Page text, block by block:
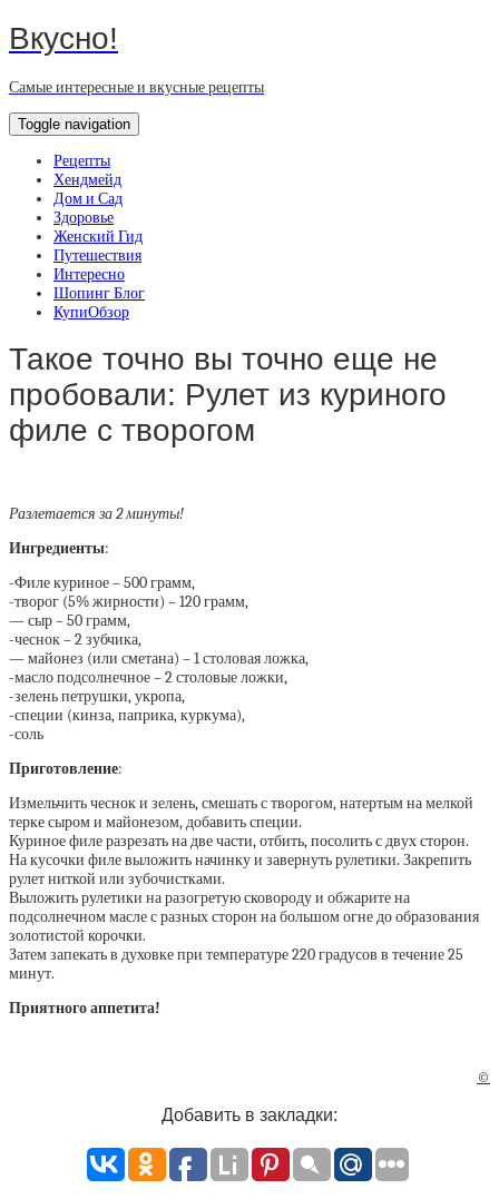
Вкусно!
Самые интересные и вкусные рецепты
Toggle navigation
Рецепты
Хендмейд
Дом и Сад
Здоровье
Женский Гид
Путешествия
Интересно
Шопинг Блог
КупиОбзор
Такое точно вы точно еще не
пробовали: Рулет из куриного
филе с творогом
Разлетается за 2 минуты!
Ингредиенты:
-Филе куриное – 500 грамм,
-творог (5% жирности) – 120 грамм,
— сыр – 50 грамм,
-чеснок – 2 зубчика,
— майонез (или сметана) – 1 столовая ложка,
-масло подсолнечное – 2 столовые ложки,
-зелень петрушки, укропа,
-специи (кинза, паприка, куркума),
-соль
Приготовление:
Измельчить чеснок и зелень, смешать с творогом, натертым на мелкой
терке сыром и майонезом, добавить специи.
Куриное филе разрезать на две части, отбить, посолить с двух сторон.
На кусочки филе выложить начинку и завернуть рулетики. Закрепить
рулет ниткой или зубочистками.
Выложить рулетики на разогретую сковороду и обжарите на
подсолнечном масле с разных сторон на большом огне до образования
золотистой корочки.
Затем запекать в духовке при температуре 220 градусов в течение 25
минут.
Приятного аппетита!
©
Добавить в закладки: